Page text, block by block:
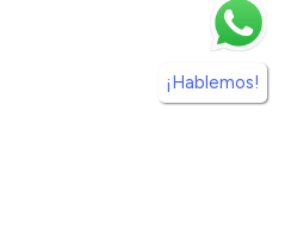
¡Hablemos!